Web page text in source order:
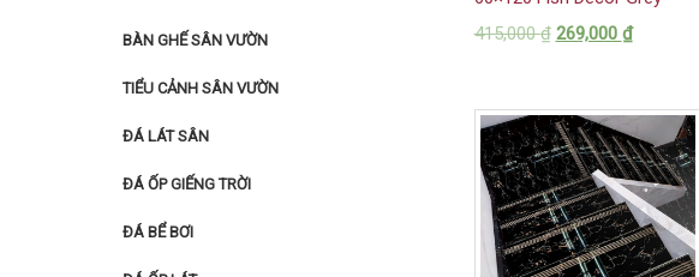
415,000₫ 269,000 ₫
BÀN GHẾ SÂN VƯỜN
TIỂU CẢNH SÂN VƯỜN
ĐÁ LÁT SÂN
ĐÁ ỐP GIẾNG TRỜI
ĐÁ BỂ BƠI